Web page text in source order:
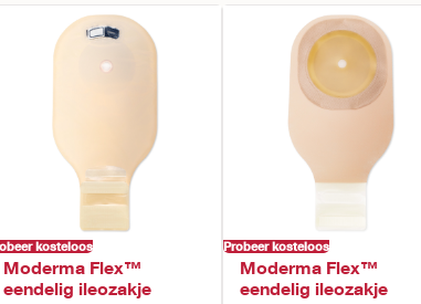
kosteloos
Moderma Flex™
eendelig ileozakje
Probeer kosteloos
Moderma Flex™
eendelig ileozakje